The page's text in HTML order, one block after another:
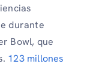
durante
Bowl, que
123 millones